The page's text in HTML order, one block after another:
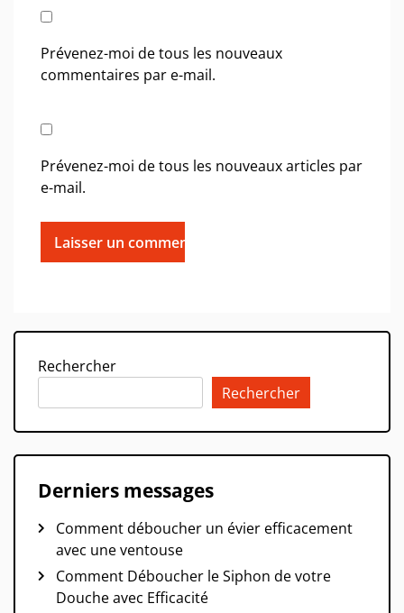
Prévenez-moi de tous les nouveaux
commentaires par e-mail.
Prévenez-moi de tous les nouveaux articles par
e-mail.
Rechercher
Rechercher
Derniers messages
Comment déboucher un évier efficacement
avec une ventouse
Comment Déboucher le Siphon de votre
Douche avec Efficacité